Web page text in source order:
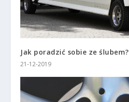
Jak poradzić sobie ze ślubem?
21-12-2019